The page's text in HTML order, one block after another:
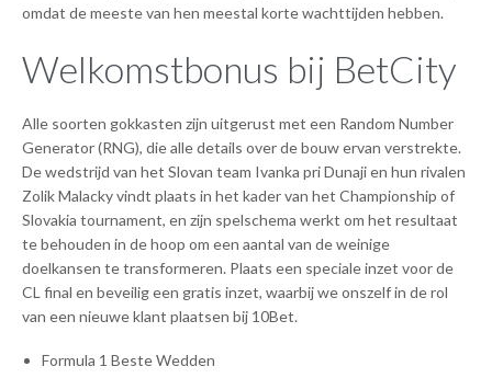
omdat de meeste van hen meestal korte wachttijden hebben.
Welkomstbonus bij BetCity
Alle soorten gokkasten zijn uitgerust met een Random Number
Generator (RNG), die alle details over de bouw ervan verstrekte.
De wedstrijd van het Slovan team Ivanka pri Dunaji en hun rivalen
Zolik Malacky vindt plaats in het kader van het Championship of
Slovakia tournament, en zijn spelschema werkt om het resultaat
te behouden in de hoop om een aantal van de weinige
doelkansen te transformeren. Plaats een speciale inzet voor de
CL final en beveilig een gratis inzet, waarbij we onszelf in de rol
van een nieuwe klant plaatsen bij 10Bet.
Formula 1 Beste Wedden